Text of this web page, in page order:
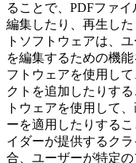
ることで、PDFファ
編集したり、再生し
トソフトウェアは、
を編集するための機
フトウェアを使用し
クトを追加したりす
トウェアを使用して
ーを適用したりする
イダーが提供するク
合、ユーザーが特定